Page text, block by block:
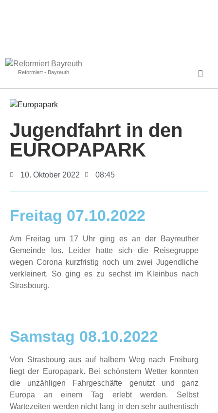
Reformiert - Bayreuth
Jugendfahrt in den
EUROPAPARK
10. Oktober 2022 08:45
Freitag 07.10.2022
Am Freitag um 17 Uhr ging es an der Bayreuther
Gemeinde los. Leider hatte sich die Reisegruppe
wegen Corona kurzfristig noch um zwei Jugendliche
verkleinert. So ging es zu sechst im Kleinbus nach
Strasbourg.
Samstag 08.10.2022
Von Strasbourg aus auf halbem Weg nach Freiburg
liegt der Europapark. Bei schönstem Wetter konnten
die unzähligen Fahrgeschäfte genutzt und ganz
Europa an einem Tag erlebt werden. Selbst
Wartezeiten werden nicht lang in den sehr authentisch